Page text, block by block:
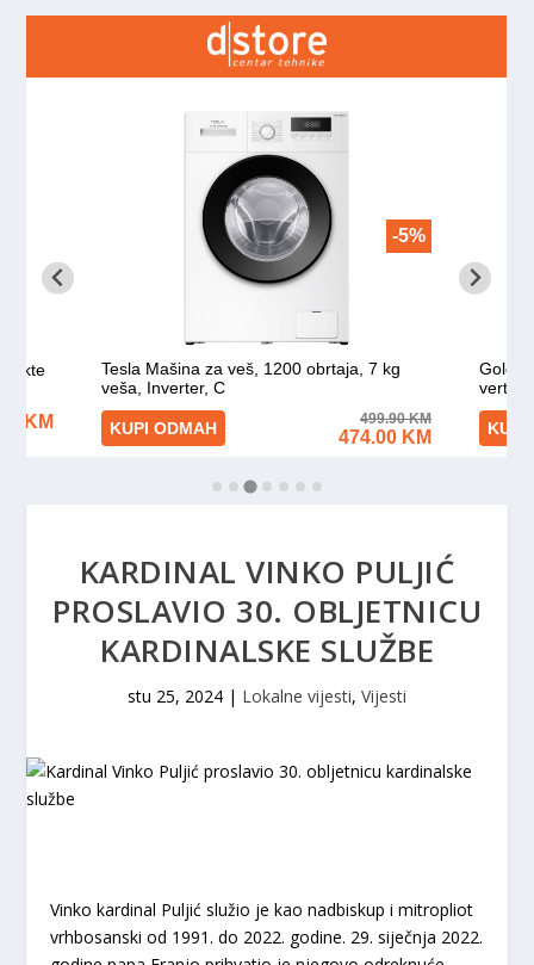
KARDINAL VINKO PULJIĆ
PROSLAVIO 30. OBLJETNICU
KARDINALSKE SLUŽBE
stu 25, 2024 | Lokalne vijesti, Vijesti
Vinko kardinal Puljić služio je kao nadbiskup i mitropliot
vrhbosanski od 1991. do 2022. godine. 29. siječnja 2022.